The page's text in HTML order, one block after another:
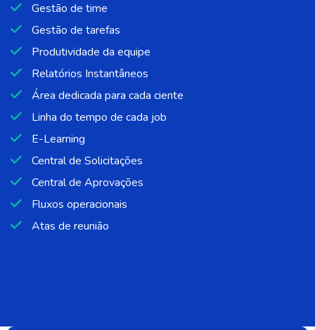
Gestão de time
Gestão de tarefas
Produtividade da equipe
Relatórios Instantâneos
Área dedicada para cada ciente
Linha do tempo de cada job
E-Learning
Central de Solicitações
Central de Aprovações
Fluxos operacionais
Atas de reunião